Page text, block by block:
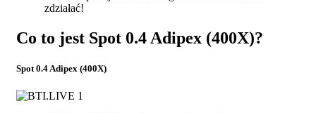
zdziałać!
Co to jest Spot 0.4 Adipex (400X)?
Spot 0.4 Adipex (400X)